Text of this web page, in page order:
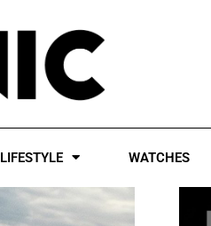
LIFESTYLE WATCHES